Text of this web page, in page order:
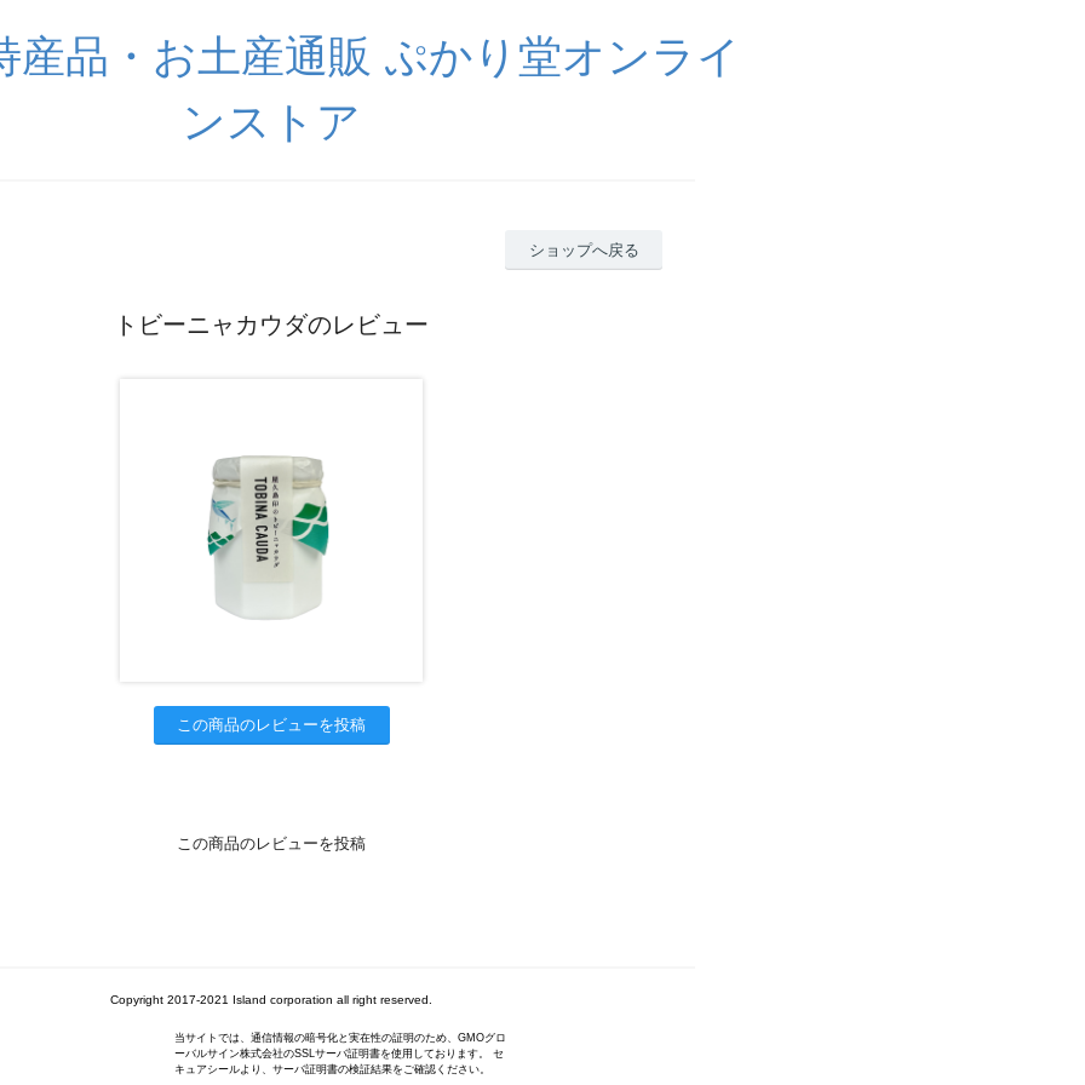
産品・お土産通販 ぷかり堂オンライ
ンストア
ショップへ戻る
トビーニャカウダのレビュー
この商品のレビューを投稿
この商品のレビューを投稿
Copyright 2017-2021 Island corporation all right reserved.
当サイトでは、通信情報の暗号化と実在性の証明のため、GMOグロ
ーバルサイン株式会社のSSLサーバ証明書を使用しております。 セ
キュアシールより、サーバ証明書の検証結果をご確認ください。